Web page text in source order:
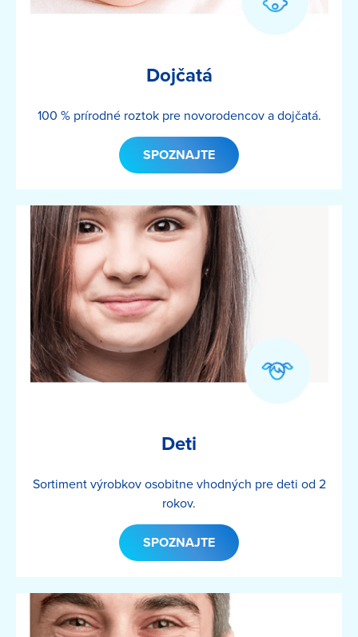
Dojčatá
100 % prírodné roztok pre novorodencov a dojčatá.
SPOZNAJTE
Image
Deti
Sortiment výrobkov osobitne vhodných pre deti od 2
rokov.
SPOZNAJTE
Image